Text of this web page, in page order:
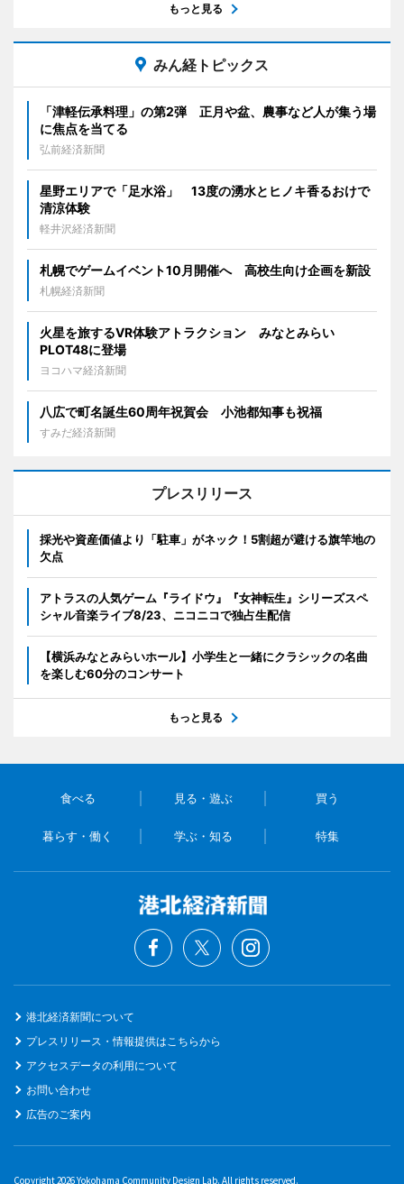
もっと見る
みん経トピックス
「津軽伝承料理」の第2弾 正月や盆、農事など人が集う場
に焦点を当てる
弘前経済新聞
星野エリアで「足水浴」 13度の湧水とヒノキ香るおけで
清涼体験
軽井沢経済新聞
札幌でゲームイベント10月開催へ 高校生向け企画を新設
札幌経済新聞
火星を旅するVR体験アトラクション みなとみらい
PLOT48に登場
ヨコハマ経済新聞
八広で町名誕生60周年祝賀会 小池都知事も祝福
すみだ経済新聞
プレスリリース
採光や資産価値より「駐車」がネック！5割超が避ける旗竿地の
欠点
アトラスの人気ゲーム『ライドウ』『女神転生』シリーズスペ
シャル音楽ライブ8/23、ニコニコで独占生配信
【横浜みなとみらいホール】小学生と一緒にクラシックの名曲
を楽しむ60分のコンサート
もっと見る
食べる 見る・遊ぶ 買う
暮らす・働く 学ぶ・知る 特集
港北経済新聞について
プレスリリース・情報提供はこちらから
アクセスデータの利用について
お問い合わせ
広告のご案内
Copyright 2026 Yokohama Community Design Lab. All rights reserved.